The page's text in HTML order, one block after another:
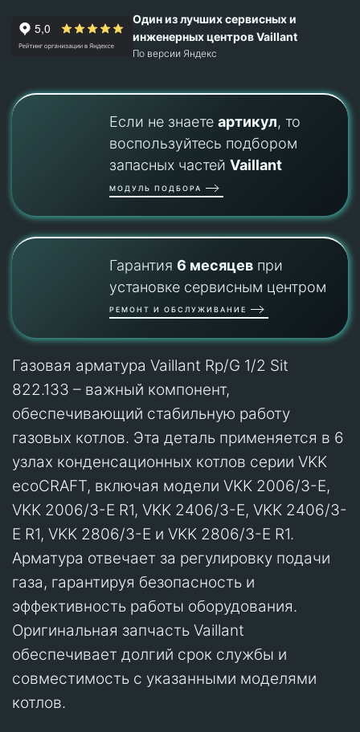
Один из лучших сервисных и
инженерных центров Vaillant
По версии Яндекс
Если не знаете артикул, то
воспользуйтесь подбором
запасных частей Vaillant
МОДУЛЬ ПОДБОРА
Гарантия 6 месяцевпри
установке сервисным центром
РЕМОНТ И ОБСЛУЖИВАНИЕ
Газовая арматура Vaillant Rp/G 1/2 Sit
822.133 – важный компонент,
обеспечивающий стабильную работу
газовых котлов. Эта деталь применяется в 6
узлах конденсационных котлов серии VKK
ecoCRAFT, включая модели VKK 2006/3-E,
VKK 2006/3-E R1, VKK 2406/3-E, VKK 2406/3-
E R1, VKK 2806/3-E и VKK 2806/3-E R1.
Арматура отвечает за регулировку подачи
газа, гарантируя безопасность и
эффективность работы оборудования.
Оригинальная запчасть Vaillant
обеспечивает долгий срок службы и
совместимость с указанными моделями
котлов.